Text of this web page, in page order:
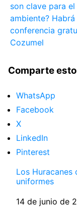
son clave para el
ambiente? Habrá
conferencia
Cozumel
Comparte
WhatsApp
Facebook
X
LinkedIn
Pinterest
Los Huracanes
uniformes
Fecha
14 de junio de